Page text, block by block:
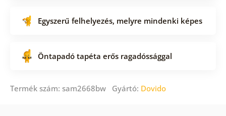
Egyszerű felhelyezés, melyre mindenki képes
Öntapadó tapéta erős ragadóssággal
Termék szám: sam2668bw Gyártó: Dovido